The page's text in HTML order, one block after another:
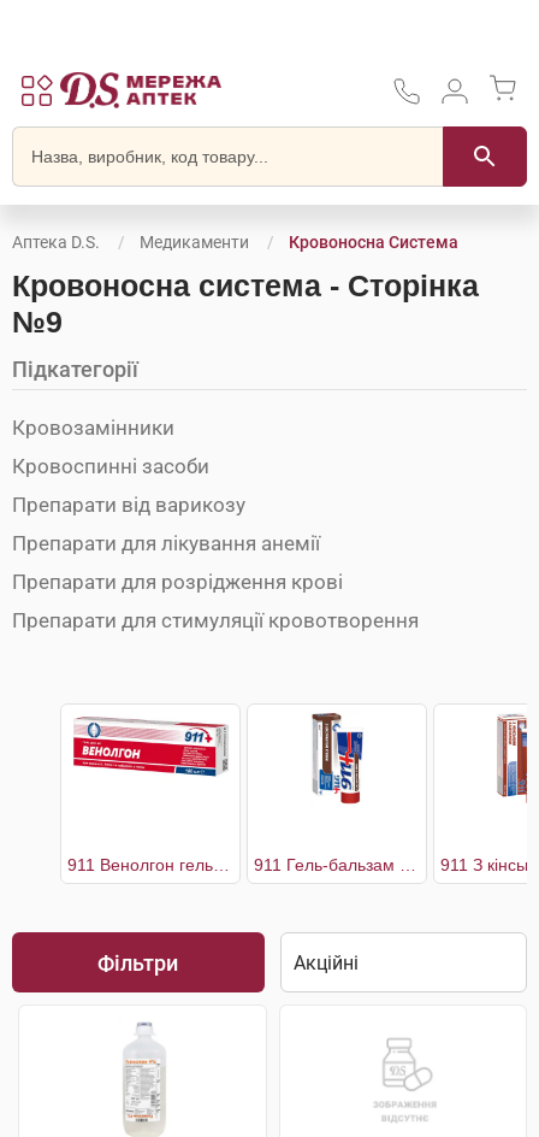
Аптека D.S. Медикаменти Кровоносна Система
Кровоносна система - Сторінка
№9
Підкатегорії
Кровозамінники
Кровоспинні засоби
Препарати від варикозу
Препарати для лікування анемії
Препарати для розрідження крові
Препарати для стимуляції кровотворення
Фільтри